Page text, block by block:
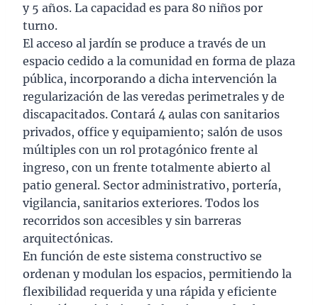
y 5 años. La capacidad es para 80 niños por
turno.
El acceso al jardín se produce a través de un
espacio cedido a la comunidad en forma de plaza
pública, incorporando a dicha intervención la
regularización de las veredas perimetrales y de
discapacitados. Contará 4 aulas con sanitarios
privados, office y equipamiento; salón de usos
múltiples con un rol protagónico frente al
ingreso, con un frente totalmente abierto al
patio general. Sector administrativo, portería,
vigilancia, sanitarios exteriores. Todos los
recorridos son accesibles y sin barreras
arquitectónicas.
En función de este sistema constructivo se
ordenan y modulan los espacios, permitiendo la
flexibilidad requerida y una rápida y eficiente